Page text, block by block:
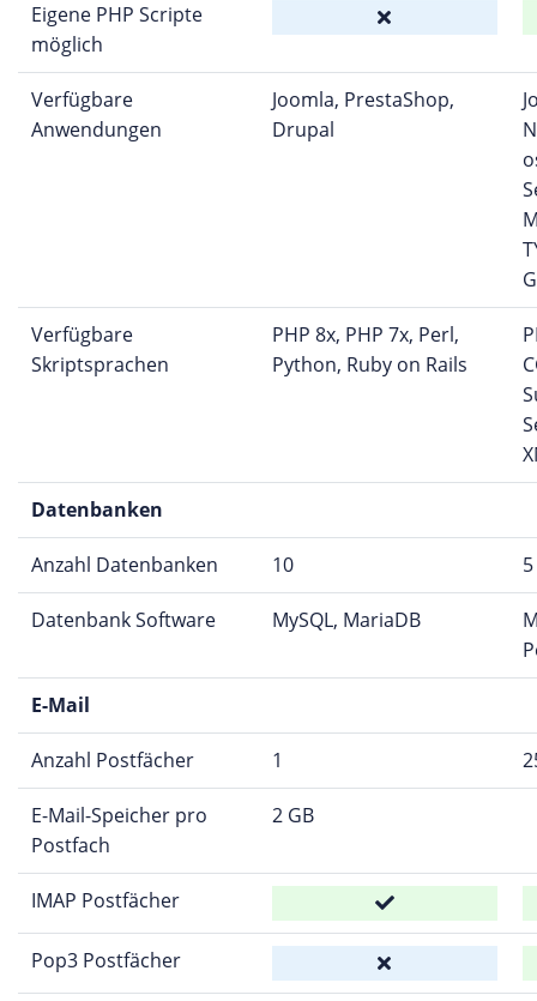
Eigene PHP Scripte
möglich
Verfügbare
Anwendungen
Joomla, PrestaShop,
Drupal
Verfügbare
Skriptsprachen
PHP 8x, PHP 7x, Perl,
Python, Ruby on Rails
Datenbanken
Anzahl Datenbanken 10 5
Datenbank Software MySQL, MariaDB
E-Mail
Anzahl Postfächer 1
E-Mail-Speicher pro
Postfach
2 GB
IMAP Postfächer
Pop3 Postfächer